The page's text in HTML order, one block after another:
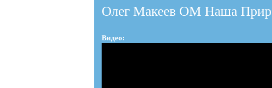
Олег Макеев ОМ Наша
Видео: